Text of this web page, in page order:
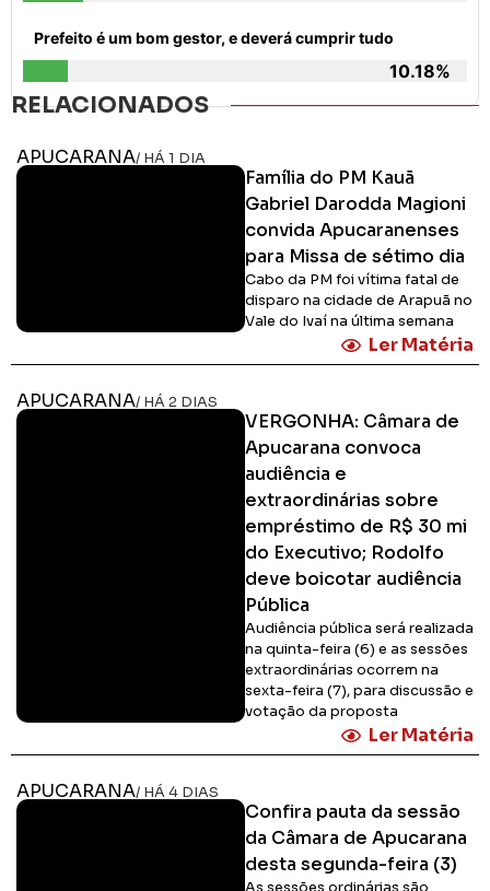
Prefeito é um bom gestor, e deverá cumprir tudo
10.18%
RELACIONADOS
APUCARANA/ HÁ 1 DIA
Família do PM Kauã
Gabriel Darodda Magioni
convida Apucaranenses
para Missa de sétimo dia
Cabo da PM foi vítima fatal de
disparo na cidade de Arapuã no
Vale do Ivaí na última semana
Ler Matéria
APUCARANA/ HÁ 2 DIAS
VERGONHA: Câmara de
Apucarana convoca
audiência e
extraordinárias sobre
empréstimo de R$ 30 mi
do Executivo; Rodolfo
deve boicotar audiência
Pública
Audiência pública será realizada
na quinta-feira (6) e as sessões
extraordinárias ocorrem na
sexta-feira (7), para discussão e
votação da proposta
Ler Matéria
APUCARANA/ HÁ 4 DIAS
Confira pauta da sessão
da Câmara de Apucarana
desta segunda-feira (3)